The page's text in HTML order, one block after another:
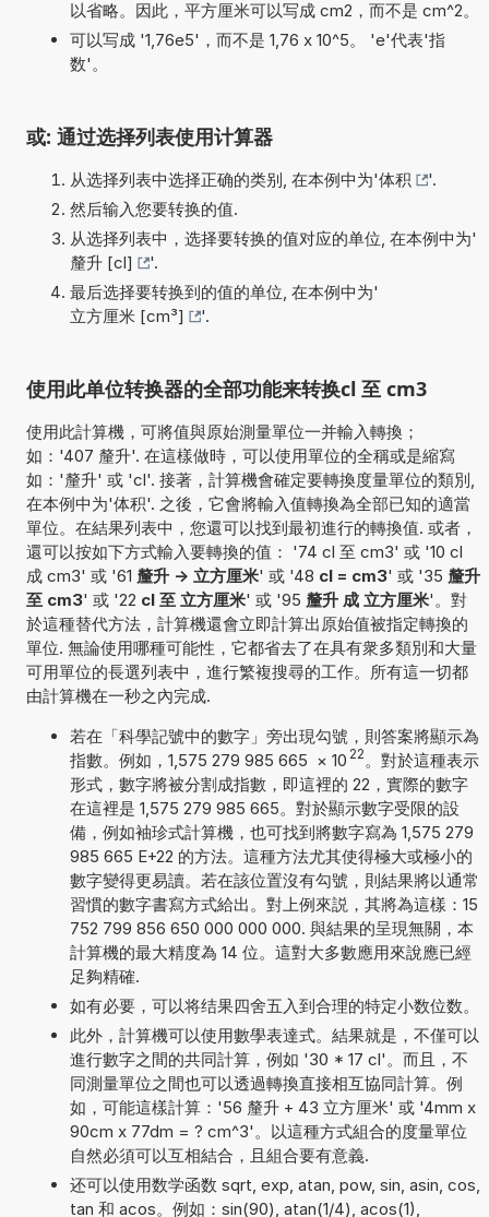
以省略。因此，平方厘米可以写成 cm2，而不是 cm^2。
可以写成 '1,76e5'，而不是 1,76 x 10^5。 'e'代表'指
数'。
或: 通过选择列表使用计算器
从选择列表中选择正确的类别, 在本例中为'体积
'.
然后输入您要转换的值.
从选择列表中，选择要转换的值对应的单位, 在本例中为'
釐升 [cl]
'.
最后选择要转换到的值的单位, 在本例中为'
立方厘米 [cm³]
'.
使用此单位转换器的全部功能来转换cl 至 cm3
使用此計算機，可將值與原始測量單位一并輸入轉換；
如：'407 釐升'. 在這樣做時，可以使用單位的全稱或是縮寫
如：'釐升' 或 'cl'. 接著，計算機會確定要轉換度量單位的類別,
在本例中为'体积'. 之後，它會將輸入值轉換為全部已知的適當
單位。在結果列表中，您還可以找到最初進行的轉換值. 或者，
還可以按如下方式輸入要轉換的值： '74 cl 至 cm3' 或 '10 cl
成 cm3' 或 '61 釐升 -> 立方厘米' 或 '48 cl = cm3' 或 '35 釐升
至 cm3' 或 '22 cl 至 立方厘米' 或 '95 釐升 成 立方厘米'。對
於這種替代方法，計算機還會立即計算出原始值被指定轉換的
單位. 無論使用哪種可能性，它都省去了在具有衆多類別和大量
可用單位的長選列表中，進行繁複搜尋的工作。所有這一切都
由計算機在一秒之內完成.
若在「科學記號中的數字」旁出現勾號，則答案將顯示為
指數。例如，1,575 279 985 665 × 10 22 。對於這種表示
形式，數字將被分割成指數，即這裡的 22，實際的數字
在這裡是 1,575 279 985 665。對於顯示數字受限的設
備，例如袖珍式計算機，也可找到將數字寫為 1,575 279
985 665 E+22 的方法。這種方法尤其使得極大或極小的
數字變得更易讀。若在該位置沒有勾號，則結果將以通常
習慣的數字書寫方式給出。對上例來説，其將為這樣：15
752 799 856 650 000 000 000. 與結果的呈現無關，本
計算機的最大精度為 14 位。這對大多數應用來說應已經
足夠精確.
如有必要，可以将结果四舍五入到合理的特定小数位数。
此外，計算機可以使用數學表達式。結果就是，不僅可以
進行數字之間的共同計算，例如 '30 * 17 cl'。而且，不
同測量單位之間也可以透過轉換直接相互協同計算。例
如，可能這樣計算：'56 釐升 + 43 立方厘米' 或 '4mm x
90cm x 77dm = ? cm^3'。以這種方式組合的度量單位
自然必須可以互相結合，且組合要有意義.
还可以使用数学函数 sqrt, exp, atan, pow, sin, asin, cos,
tan 和 acos。例如：sin(90), atan(1/4), acos(1),